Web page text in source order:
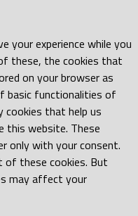
your experience while you
these, the cookies that
on your browser as
basic functionalities of
cookies that help us
this website. These
only with your consent.
these cookies. But
may affect your